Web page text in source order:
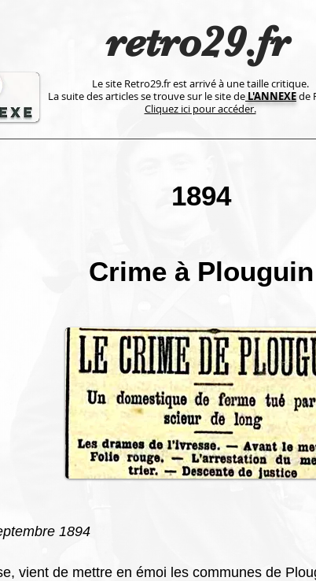
retro29.fr
Le site Retro29.fr est arrivé à une taille critique.
La suite des articles se trouve sur le site deL'ANNEXEde
Cliquez ici pour accéder.
1894
Crime à Plouguin​
1894
vient de mettre en émoi les communes de